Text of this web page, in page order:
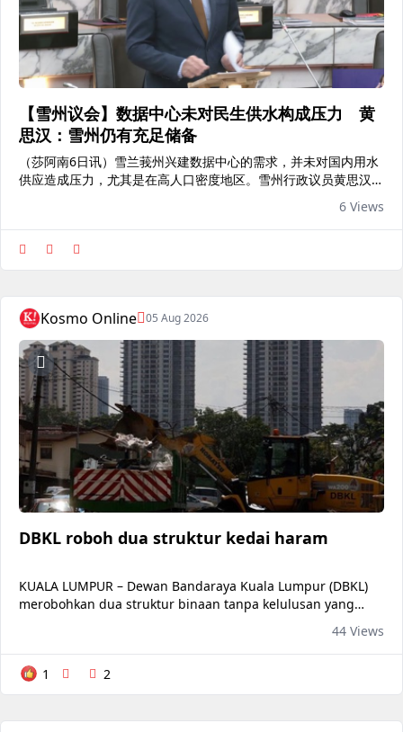
【雪州议会】数据中心未对民生供水构成压力 黄
思汉：雪州仍有充足储备
（莎阿南6日讯）雪兰莪州兴建数据中心的需求，并未对国内用水
供应造成压力，尤其是在高人口密度地区。雪州行政议员黄思汉表
示，每项数据中心产业的供水申请，都将根据现有供水系统的供应
能力，以及未来净水需求预测进行评估。 他指出，州政府亦鼓励
数据中心发展商采用更节水的冷却技术，例如空气冷却系统，并善
用包括再生水在内的替代水源。 “目前，雪州水务管理公司（Air
Selangor）的自来水储备率为16.23%，相等于10亿5500万公升
心产业及...
6 Views
Kosmo Online 05 Aug 2026
DBKL roboh dua struktur kedai haram
KUALA LUMPUR – Dewan Bandaraya Kuala Lumpur (DBKL)
merobohkan dua struktur binaan tanpa kelulusan yang
digunakan sebagai kedai runcit dan kedai gunting rambut
dikendalikan warga asing di Lorong Segambut Dalam di
sini. Operasi bersepadu itu dilaksanakan dengan kerjasama
Jabatan Imigresen (JIM), Tenaga Nasional Berhad,
Pengurusan Air Selangor
44 Views
1 2